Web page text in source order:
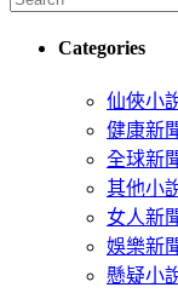
Categories
仙俠小
健康新
全球新
其他小
女人新
娛樂新
懸疑小